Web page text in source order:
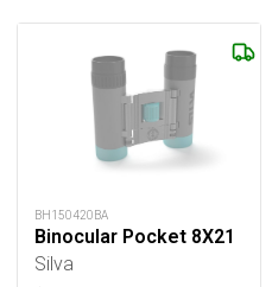
BH150420BA
Binocular Pocket 8X21
Silva